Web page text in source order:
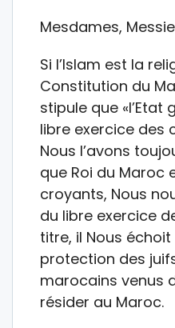
Mesdames,
Si l’Islam est la
Constitution du
stipule que
libre exercice des
Nous l’avons
que Roi du Maroc
croyants, Nous
du libre exercice
titre, il Nous échoit
protection des
marocains venus
résider au Maroc.